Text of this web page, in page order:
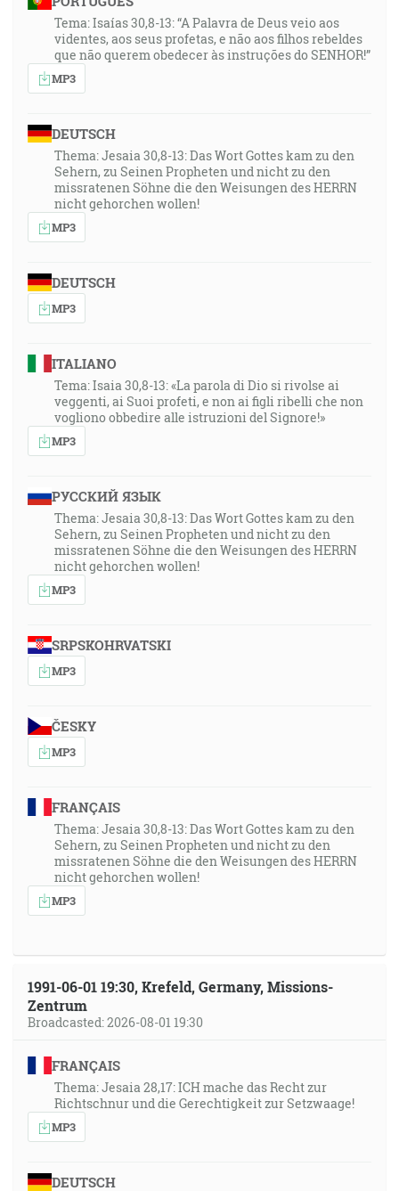
Tema: Isaías 30,8-13: “A Palavra de Deus veio aos
videntes, aos seus profetas, e não aos filhos rebeldes
que não querem obedecer às instruções do SENHOR!”
MP3
DEUTSCH
Thema: Jesaia 30,8-13: Das Wort Gottes kam zu den
Sehern, zu Seinen Propheten und nicht zu den
missratenen Söhne die den Weisungen des HERRN
nicht gehorchen wollen!
MP3
DEUTSCH
MP3
ITALIANO
Tema: Isaia 30,8-13: «La parola di Dio si rivolse ai
veggenti, ai Suoi profeti, e non ai figli ribelli che non
vogliono obbedire alle istruzioni del Signore!»
MP3
РУССКИЙ ЯЗЫК
Thema: Jesaia 30,8-13: Das Wort Gottes kam zu den
Sehern, zu Seinen Propheten und nicht zu den
missratenen Söhne die den Weisungen des HERRN
nicht gehorchen wollen!
MP3
SRPSKOHRVATSKI
MP3
ČESKY
MP3
FRANÇAIS
Thema: Jesaia 30,8-13: Das Wort Gottes kam zu den
Sehern, zu Seinen Propheten und nicht zu den
missratenen Söhne die den Weisungen des HERRN
nicht gehorchen wollen!
MP3
1991-06-01 19:30, Krefeld, Germany, Missions-
Zentrum
Broadcasted: 2026-08-01 19:30
FRANÇAIS
Thema: Jesaia 28,17: ICH mache das Recht zur
Richtschnur und die Gerechtigkeit zur Setzwaage!
MP3
DEUTSCH